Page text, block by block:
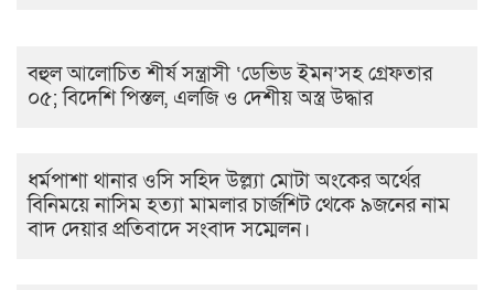
বহুল আলোচিত শীর্ষ সন্ত্রাসী ‘ডেভিড ইমন’সহ গ্রেফতার
০৫; বিদেশি পিস্তল, এলজি ও দেশীয় অস্ত্র উদ্ধার
ধর্মপাশা থানার ওসি সহিদ উল্ল্যা মোটা অংকের অর্থের
বিনিময়ে নাসিম হত্যা মামলার চার্জশিট থেকে ৯জনের নাম
বাদ দেয়ার প্রতিবাদে সংবাদ সম্মেলন।